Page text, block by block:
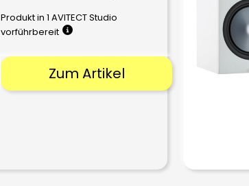
Produkt in 1 AVITECT Studio
vorführbereit
Zum Artikel